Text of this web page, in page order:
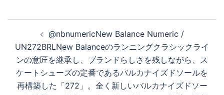
ナ
ビ
ゲ
@nbnumericNew Balance Numeric /
UN272BRLNew Balanceのランニングクラシックライ
ンの意匠を継承し、ブランドらしさを残しながら、ス
ケートシューズの定番であるバルカナイズドソールを
再構築した「272」。全く新しいバルカナイズドソー